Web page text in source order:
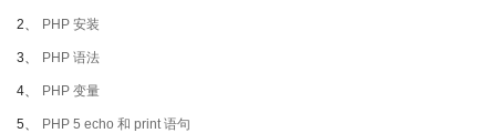
2、 PHP 安装
3、 PHP 语法
4、 PHP 变量
5、 PHP 5 echo 和 print 语句